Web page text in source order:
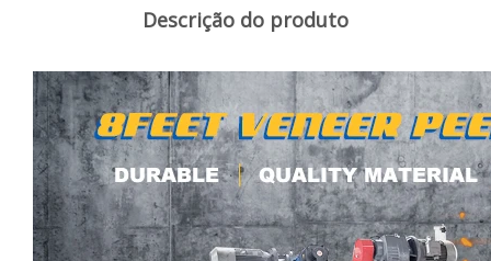
Descrição do produto